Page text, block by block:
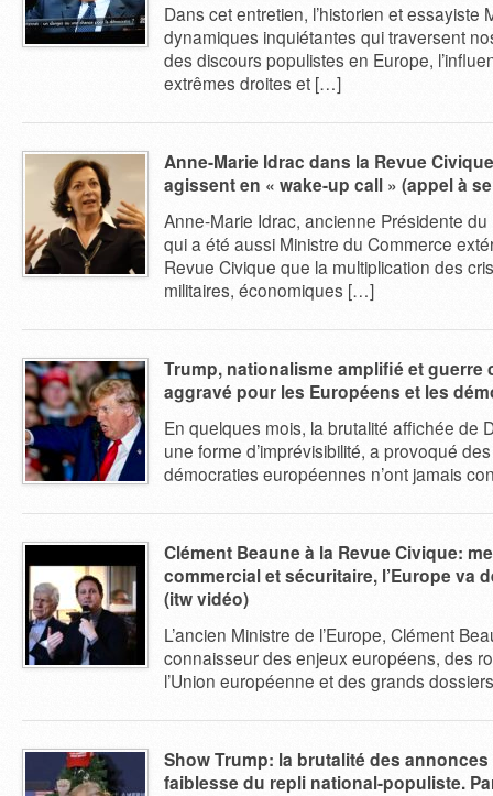
Dans cet entretien, l’historien et essayiste
dynamiques inquiétantes qui traversent
des discours populistes en Europe,
extrêmes droites et […]
Anne-Marie Idrac dans la Revue
agissent en « wake-up call » (appel à
Anne-Marie Idrac, ancienne Présidente
qui a été aussi Ministre du Commerce
Revue Civique que la multiplication des
militaires, économiques […]
Trump, nationalisme amplifié et guerre
aggravé pour les Européens et les
En quelques mois, la brutalité affichée de
une forme d’imprévisibilité, a provoqué
démocraties européennes n’ont jamais
Clément Beaune à la Revue Civique:
commercial et sécuritaire, l’Europe va
(itw vidéo)
L’ancien Ministre de l’Europe, Clément
connaisseur des enjeux européens, des
l’Union européenne et des grands
Show Trump: la brutalité des
faiblesse du repli national-populiste.